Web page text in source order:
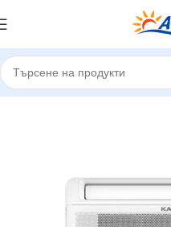
Начало Подови климатици